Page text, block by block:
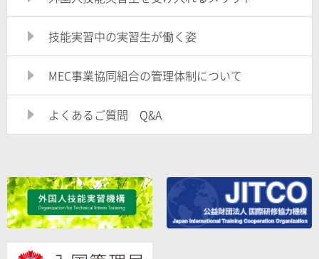
技能実習中の実習生が働く姿
MEC事業協同組合の管理体制について
よくあるご質問 Q&A